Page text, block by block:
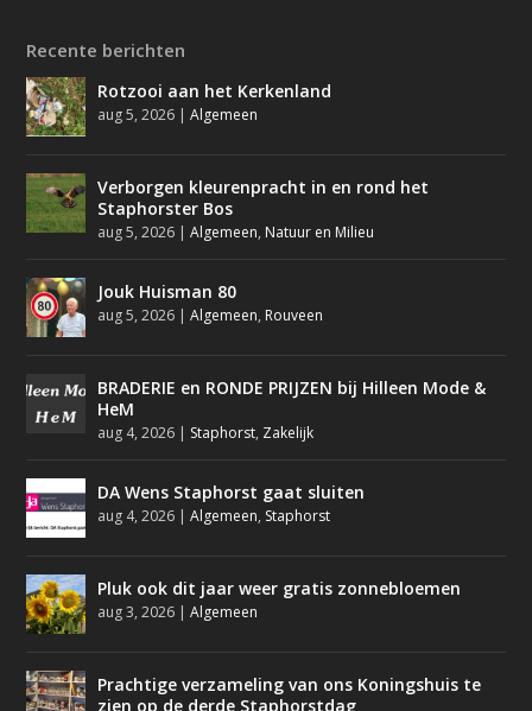
Recente berichten
Rotzooi aan het Kerkenland
aug 5, 2026 |Algemeen
Verborgen kleurenpracht in en rond het
Staphorster Bos
aug 5, 2026 |Algemeen, Natuur en Milieu
Jouk Huisman 80
aug 5, 2026 |Algemeen, Rouveen
BRADERIE en RONDE PRIJZEN bij Hilleen Mode &
HeM
aug 4, 2026 | Staphorst, Zakelijk
DA Wens Staphorst gaat sluiten
aug 4, 2026 |Algemeen, Staphorst
Pluk ook dit jaar weer gratis zonnebloemen
aug 3, 2026 |Algemeen
Prachtige verzameling van ons Koningshuis te
zien op de derde Staphorstdag